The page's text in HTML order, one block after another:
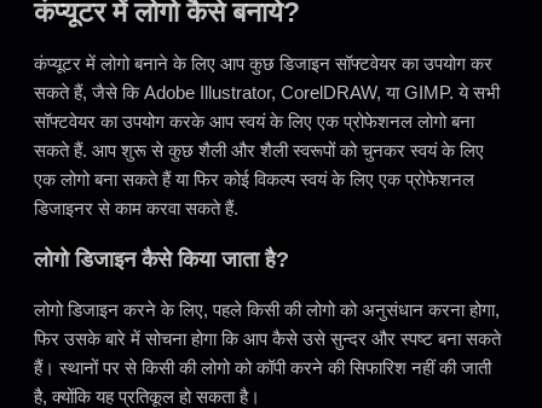
कंप्यूटर में लोगो कैसे बनाये?
कंप्यूटर में लोगो बनाने के लिए आप कुछ डिजाइन सॉफ्टवेयर का उपयोग कर
सकते हैं, जैसे कि Adobe Illustrator, CorelDRAW, या GIMP. ये सभी
सॉफ्टवेयर का उपयोग करके आप स्वयं के लिए एक प्रोफेशनल लोगो बना
सकते हैं. आप शुरू से कुछ शैली और शैली स्वरूपों को चुनकर स्वयं के लिए
एक लोगो बना सकते हैं या फिर कोई विकल्प स्वयं के लिए एक प्रोफेशनल
डिजाइनर से काम करवा सकते हैं.
लोगो डिजाइन कैसे किया जाता है?
लोगो डिजाइन करने के लिए, पहले किसी की लोगो को अनुसंधान करना होगा,
फिर उसके बारे में सोचना होगा कि आप कैसे उसे सुन्दर और स्पष्ट बना सकते
हैं। स्थानों पर से किसी की लोगो को कॉपी करने की सिफारिश नहीं की जाती
है, क्योंकि यह प्रतिकूल हो सकता है।